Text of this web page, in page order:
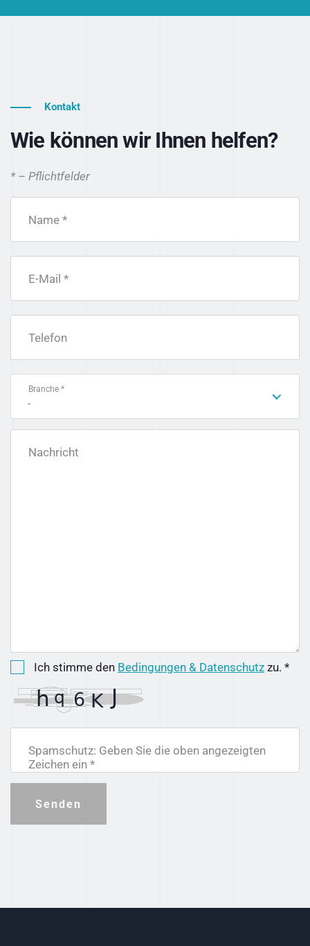
Kontakt
Wie können wir Ihnen helfen?
* – Pflichtfelder
Name *
E-Mail *
Telefon
Branche *
-
Nachricht
Ich stimme den Bedingungen & Datenschutz zu. *
Spamschutz: Geben Sie die oben angezeigten
Zeichen ein *
Senden